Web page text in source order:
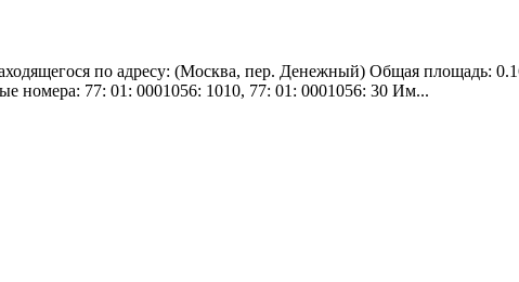
по адресу: (Москва, пер. Денежный) Общая площадь:
номера: 77: 01: 0001056: 1010, 77: 01: 0001056: 30 Им...